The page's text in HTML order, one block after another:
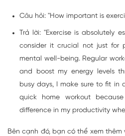
Câu hỏi: "How important is
Trả lời: "Exercise is absolutely
consider it crucial not just for
mental well-being. Regular
and boost my energy levels
busy days, I make sure to fit in
quick home workout
difference in my productivity
Bên cạnh đó, bạn có thể xem thêm